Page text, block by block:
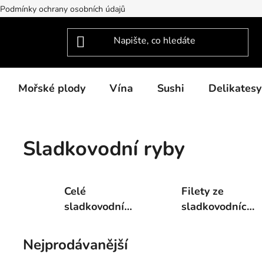
Podmínky ochrany osobních údajů
Mořské plody Vína Sushi Delikatesy
Sladkovodní ryby
Celé
sladkovodní
Filety ze
sladkovodních
Nejprodávanější